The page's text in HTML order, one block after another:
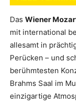
Das Wiener
mit international
allesamt in
Perücken – und
berühmtesten
Brahms Saal im
einzigartige